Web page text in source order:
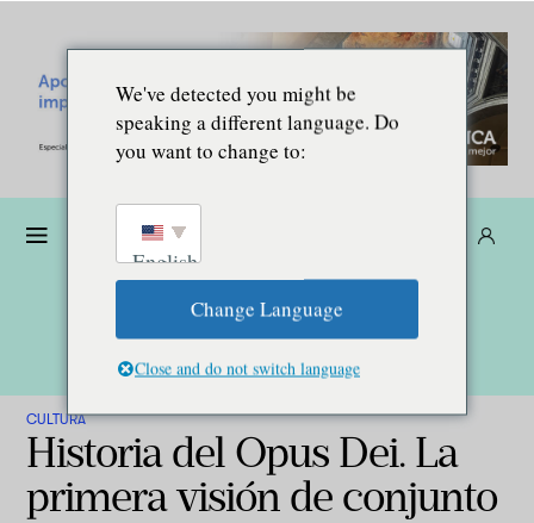
CULTURA
Historia del Opus Dei. La
primera visión de conjunto
We've detected you might be
speaking a different language. Do
you want to change to:
English
Change Language
Close and do not switch language